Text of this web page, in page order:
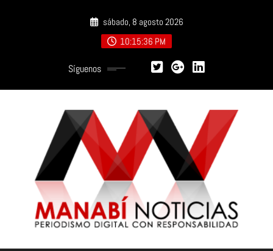
sábado, 8 agosto 2026
10:15:37 PM
Síguenos